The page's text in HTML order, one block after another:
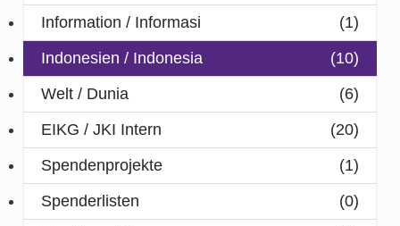
Information / Informasi
(1)
Indonesien / Indonesia
(10)
Welt / Dunia
(6)
EIKG / JKI Intern
(20)
Spendenprojekte
(1)
Spenderlisten
(0)